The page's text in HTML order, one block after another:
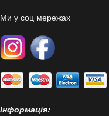
Ми у соц мережах
Інформація: